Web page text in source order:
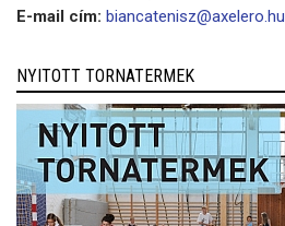
E-mail cím: biancatenisz@axelero.hu
NYITOTT TORNATERMEK